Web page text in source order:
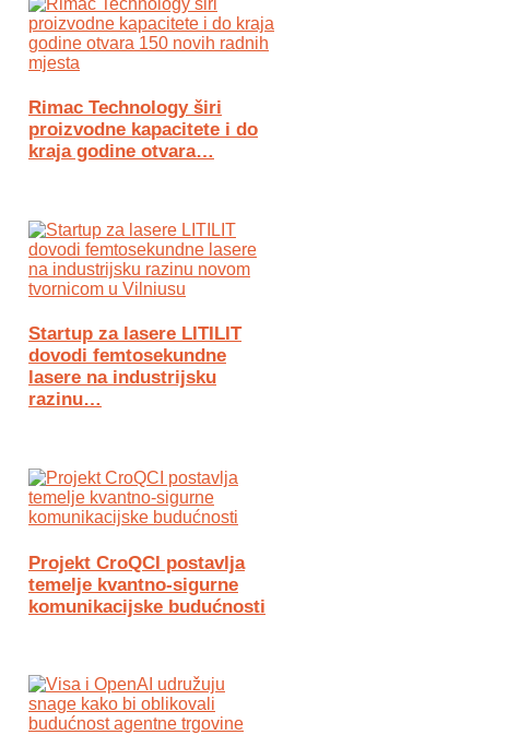
Rimac Technology širi
proizvodne kapacitete i do
kraja godine otvara…
Startup za lasere LITILIT
dovodi femtosekundne
lasere na industrijsku
razinu…
Projekt CroQCI postavlja
temelje kvantno-sigurne
komunikacijske budućnosti